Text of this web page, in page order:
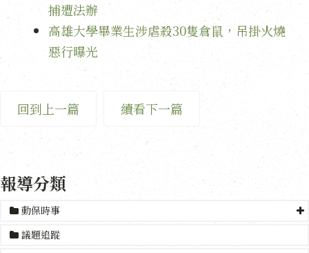
捕遭法辦
高雄大學畢業生涉虐殺30隻倉鼠，吊掛火燒
惡行曝光
回到上一篇 續看下一篇
報導分類
動保時事
議題追蹤